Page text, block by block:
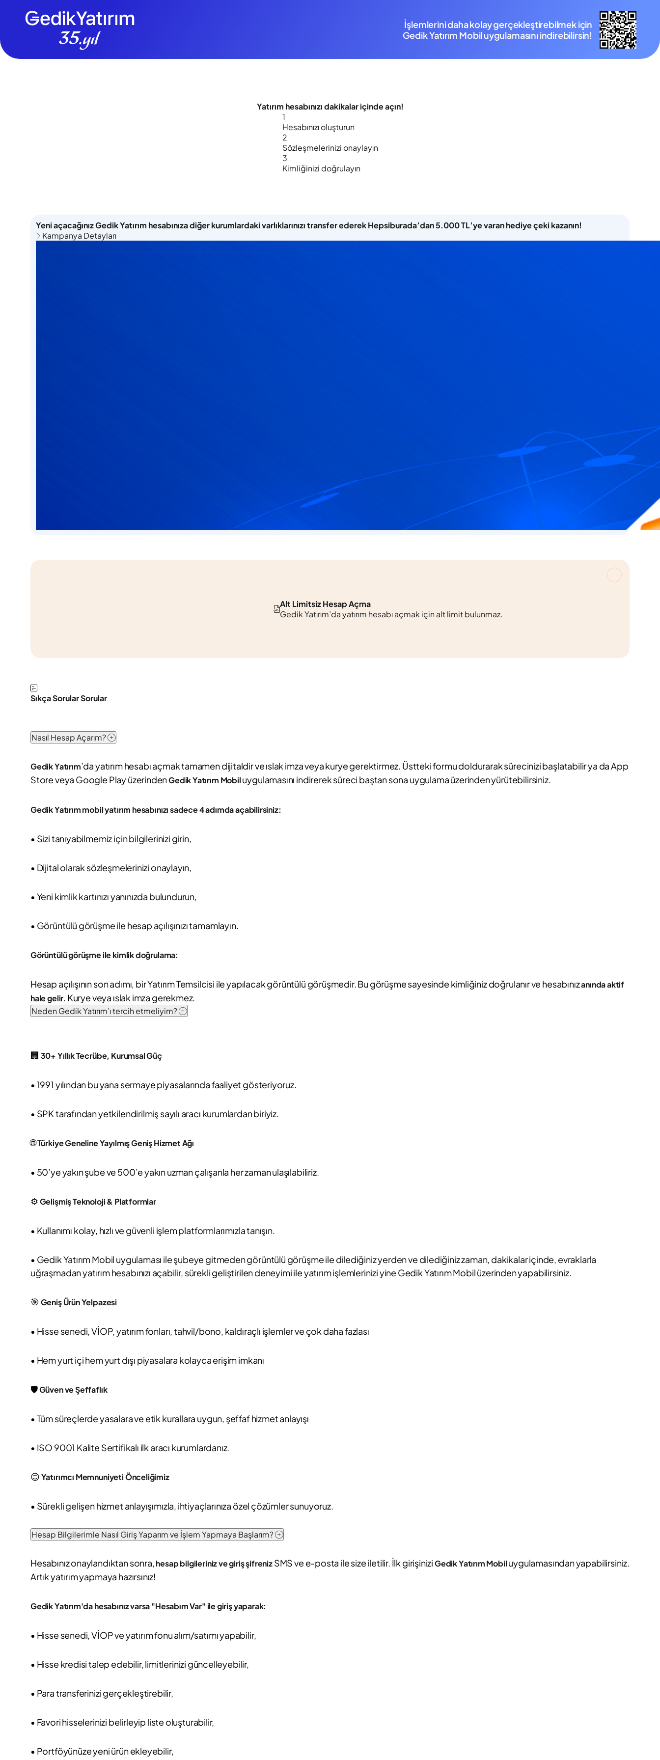
İşlemlerini daha kolay gerçekleştirebilmek için
Gedik Yatırım Mobil uygulamasını indirebilirsin!
Yatırım hesabınızıdakikalar içindeaçın!
1
Hesabınızı oluşturun
2
Sözleşmelerinizi onaylayın
3
Kimliğinizi doğrulayın
Yeni açacağınız Gedik Yatırım hesabınıza diğer kurumlardaki varlıklarınızı transfer ederek Hepsiburada’dan 5.000 TL’ye varan hediye çeki kazanın!
Kampanya Detayları
Size özel yatırım temsilcinize kolayca ulaşabilir, her türlü sorunuza yanıt bulabilirsiniz.
Sıkça Sorular Sorular
Nasıl Hesap Açarım?
Gedik Yatırım’da yatırım hesabı açmak tamamen dijitaldir ve ıslak imza veya kurye gerektirmez. Üstteki formu doldurarak sürecinizi başlatabilir ya da App
Store veya Google Play üzerindenGedik Yatırım Mobiluygulamasını indirerek süreci baştan sona uygulama üzerinden yürütebilirsiniz.
Gedik Yatırım mobil yatırım hesabınızı sadece 4 adımda açabilirsiniz:
• Sizi tanıyabilmemiz için bilgilerinizi girin,
• Dijital olarak sözleşmelerinizi onaylayın,
• Yeni kimlik kartınızı yanınızda bulundurun,
• Görüntülü görüşme ile hesap açılışınızı tamamlayın.
Görüntülü görüşme ile kimlik doğrulama:
Hesap açılışının son adımı, bir Yatırım Temsilcisi ile yapılacak görüntülü görüşmedir. Bu görüşme sayesinde kimliğiniz doğrulanır ve hesabınızanında aktif
hale gelir. Kurye veya ıslak imza gerekmez.
Neden Gedik Yatırım’ı tercih etmeliyim?
🏢 30+ Yıllık Tecrübe, Kurumsal Güç
• 1991 yılından bu yana sermaye piyasalarında faaliyet gösteriyoruz.
• SPK tarafından yetkilendirilmiş sayılı aracı kurumlardan biriyiz.
🌐Türkiye Geneline Yayılmış Geniş Hizmet Ağı
• 50’ye yakın şube ve 500’e yakın uzman çalışanla her zaman ulaşılabiliriz.
⚙️Gelişmiş Teknoloji & Platformlar
• Kullanımı kolay, hızlı ve güvenli işlem platformlarımızla tanışın.
• Gedik Yatırım Mobil uygulaması ile şubeye gitmeden görüntülü görüşme ile dilediğiniz yerden ve dilediğiniz zaman, dakikalar içinde, evraklarla
uğraşmadan yatırım hesabınızı açabilir, sürekli geliştirilen deneyimi ile yatırım işlemlerinizi yine Gedik Yatırım Mobil üzerinden yapabilirsiniz.
🎯 Geniş Ürün Yelpazesi
• Hisse senedi, VİOP, yatırım fonları, tahvil/bono, kaldıraçlı işlemler ve çok daha fazlası
• Hem yurt içi hem yurt dışı piyasalara kolayca erişim imkanı
🛡️Güven ve Şeffaflık
• Tüm süreçlerde yasalara ve etik kurallara uygun, şeffaf hizmet anlayışı
• ISO 9001 Kalite Sertifikalı ilk aracı kurumlardanız.
😊Yatırımcı Memnuniyeti Önceliğimiz
• Sürekli gelişen hizmet anlayışımızla, ihtiyaçlarınıza özel çözümler sunuyoruz.
Hesap Bilgilerimle Nasıl Giriş Yaparım ve İşlem Yapmaya Başlarım?
Hesabınız onaylandıktan sonra,hesap bilgileriniz ve giriş şifrenizSMS ve e-posta ile size iletilir. İlk girişiniziGedik Yatırım Mobiluygulamasından yapabilirsiniz.
Artık yatırım yapmaya hazırsınız!
Gedik Yatırım'da hesabınız varsa "Hesabım Var" ile giriş yaparak:
• Hisse senedi, VİOP ve yatırım fonu alım/satımı yapabilir,
• Hisse kredisi talep edebilir, limitlerinizi güncelleyebilir,
• Para transferinizi gerçekleştirebilir,
• Favori hisselerinizi belirleyip liste oluşturabilir,
• Portföyünüze yeni ürün ekleyebilir,